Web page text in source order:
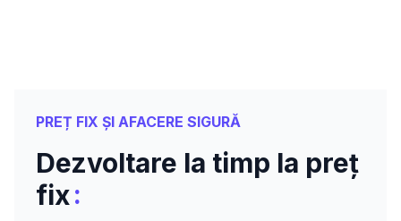
PREȚ FIX ȘI AFACERE SIGURĂ
Dezvoltare la timp la preț
fix: